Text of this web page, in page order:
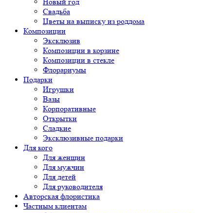
Свадьба
Цветы на выписку из роддома
Композиции
Эксклюзив
Композиции в корзине
Композиции в стекле
Флорариумы
Подарки
Игрушки
Вазы
Корпоративные
Открытки
Сладкие
Эксклюзивные подарки
Для кого
Для женщин
Для мужчин
Для детей
Для руководителя
Авторская флористика
Частным клиентам